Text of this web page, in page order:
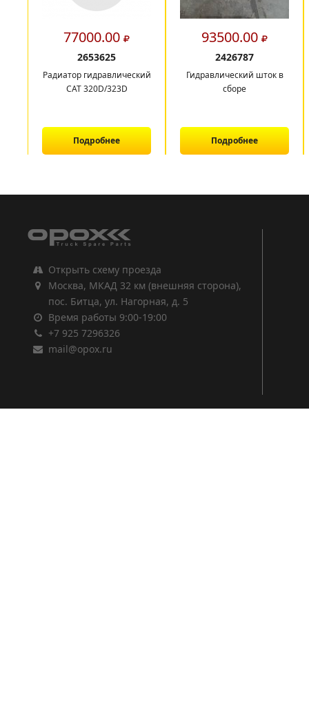
77000.00
2653625
Радиатор гидравлический
CAT 320D/323D
Подробнее
93500.00
2426787
Гидравлический шток в
сборе
Подробнее
Открыть схему проезда
Москва, МКАД 32 км (внешняя сторона),
пос. Битца, ул. Нагорная, д. 5
Время работы 9:00-19:00
+7 925 7296326
mail@opox.ru